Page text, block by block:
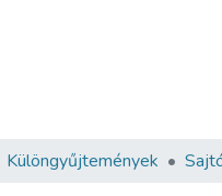
Különgyűjtemények